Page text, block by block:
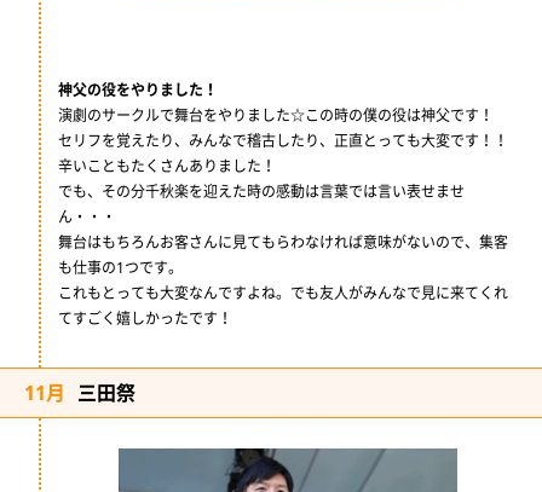
神父の役をやりました！
演劇のサークルで舞台をやりました☆この時の僕の役は神父です！
セリフを覚えたり、みんなで稽古したり、正直とっても大変です！！
辛いこともたくさんありました！
でも、その分千秋楽を迎えた時の感動は言葉では言い表せませ
ん・・・
舞台はもちろんお客さんに見てもらわなければ意味がないので、集客
も仕事の1つです。
これもとっても大変なんですよね。でも友人がみんなで見に来てくれ
てすごく嬉しかったです！
11月 三田祭